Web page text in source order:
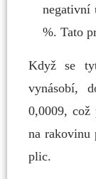
negativní
%. Tato
Když se
vynásobí,
0,0009, což
na rakovinu
plic.